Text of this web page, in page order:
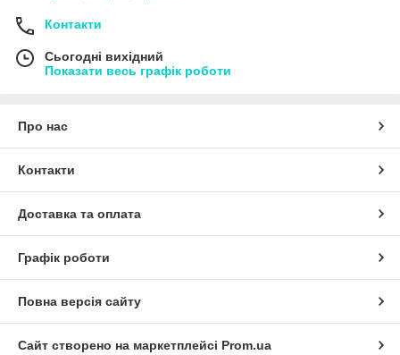
Контакти
Сьогодні вихідний
Показати весь графік роботи
Про нас
Контакти
Доставка та оплата
Графік роботи
Повна версія сайту
Сайт створено на маркетплейсі Prom.ua